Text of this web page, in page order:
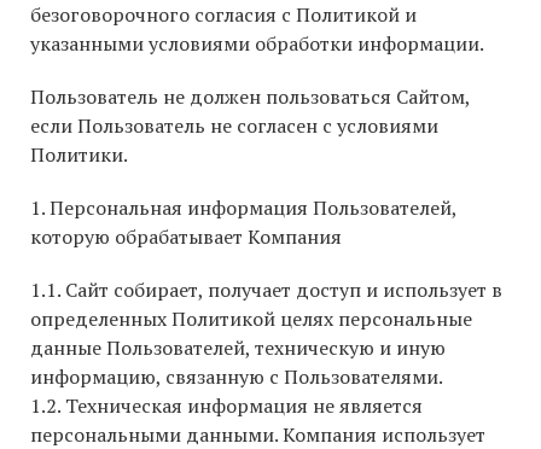
безоговорочного согласия с Политикой и
указанными условиями обработки информации.
Пользователь не должен пользоваться Сайтом,
если Пользователь не согласен с условиями
Политики.
1. Персональная информация Пользователей,
которую обрабатывает Компания
1.1. Сайт собирает, получает доступ и использует в
определенных Политикой целях персональные
данные Пользователей, техническую и иную
информацию, связанную с Пользователями.
1.2. Техническая информация не является
персональными данными. Компания использует